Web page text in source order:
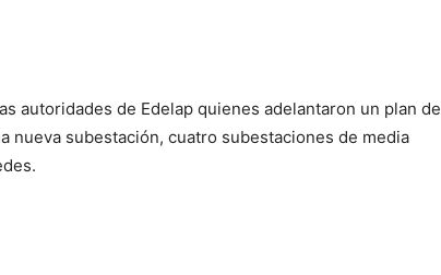
autoridades de Edelap quienes adelantaron un plan de
subestación, cuatro subestaciones de media